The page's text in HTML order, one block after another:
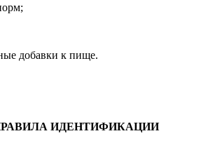
добавки к пище.
ПРАВИЛА ИДЕНТИФИКАЦИИ